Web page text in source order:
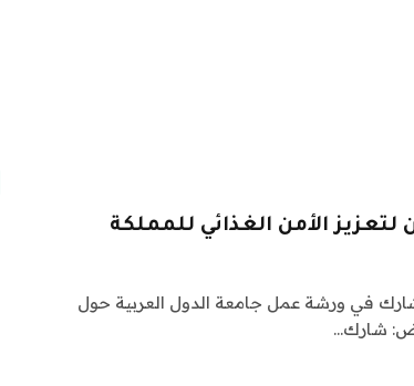
الأمن الغذائي للمملكة
في ورشة عمل جامعة الدول العربية حول
شارك…